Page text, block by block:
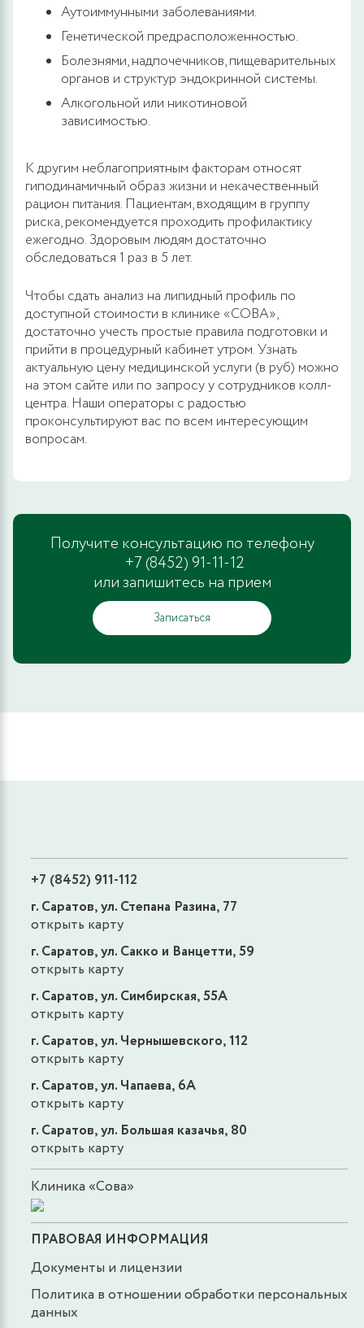
Аутоиммунными заболеваниями.
Генетической предрасположенностью.
Болезнями, надпочечников, пищеварительных
органов и структур эндокринной системы.
Алкогольной или никотиновой
зависимостью.
К другим неблагоприятным факторам относят
гиподинамичный образ жизни и некачественный
рацион питания. Пациентам, входящим в группу
риска, рекомендуется проходить профилактику
ежегодно. Здоровым людям достаточно
обследоваться 1 раз в 5 лет.
Чтобы сдать анализ на липидный профиль по
доступной стоимости в клинике «СОВА»,
достаточно учесть простые правила подготовки и
прийти в процедурный кабинет утром. Узнать
актуальную цену медицинской услуги (в руб) можно
на этом сайте или по запросу у сотрудников колл-
центра. Наши операторы с радостью
проконсультируют вас по всем интересующим
вопросам.
Получите консультацию по телефону
+7 (8452) 91-11-12
или запишитесь на прием
Записаться
+7 (8452) 911-112
г. Саратов, ул. Степана Разина, 77
открыть карту
г. Саратов, ул. Сакко и Ванцетти, 59
открыть карту
г. Саратов, ул. Симбирская, 55А
открыть карту
г. Саратов, ул. Чернышевского, 112
открыть карту
г. Саратов, ул. Чапаева, 6А
открыть карту
г. Саратов, ул. Большая казачья, 80
открыть карту
Клиника «Сова»
ПРАВОВАЯ ИНФОРМАЦИЯ
Документы и лицензии
Политика в отношении обработки персональных
данных